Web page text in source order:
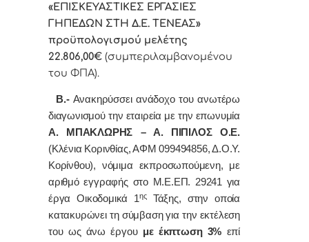
«ΕΠΙΣΚΕΥΑΣΤΙΚΕΣ ΕΡΓΑΣΙΕΣ
ΓΗΠΕΔΩΝ ΣΤΗ Δ.Ε. ΤΕΝΕΑΣ»
προϋπολογισμού μελέτης
22.806,00€ (συμπεριλαμβανομένου
του ΦΠΑ).
Β.-Ανακηρύσσει ανάδοχο του ανωτέρω
διαγωνισμού την εταιρεία με την επωνυμία
Α. ΜΠΑΚΛΩΡΗΣ – Α. ΠΙΠΙΛΟΣ Ο.Ε.
(Κλένια Κορινθίας, ΑΦΜ 099494856, Δ.Ο.Υ.
Κορίνθου), νόμιμα εκπροσωπούμενη, με
αριθμό εγγραφής στο Μ.Ε.ΕΠ. 29241 για
έργα Οικοδομικά 1ηςΤάξης, στην οποία
κατακυρώνει τη σύμβαση για την εκτέλεση
του ως άνω έργου με έκπτωση 3% επί